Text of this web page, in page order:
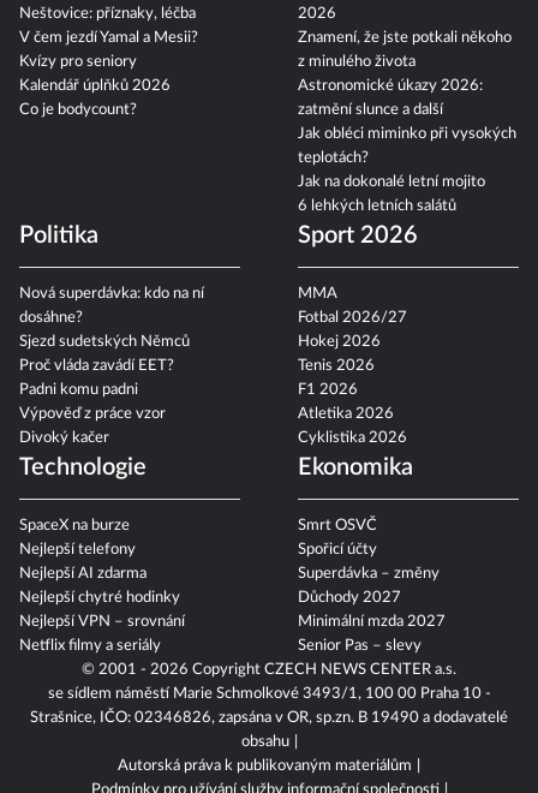
Neštovice: příznaky, léčba
V čem jezdí Yamal a Mesii?
Kvízy pro seniory
Kalendář úplňků 2026
Co je bodycount?
2026
Znamení, že jste potkali někoho
z minulého života
Astronomické úkazy 2026:
zatmění slunce a další
Jak obléci miminko při vysokých
teplotách?
Jak na dokonalé letní mojito
6 lehkých letních salátů
Politika
Nová superdávka: kdo na ní
dosáhne?
Sjezd sudetských Němců
Proč vláda zavádí EET?
Padni komu padni
Výpověď z práce vzor
Divoký kačer
Sport 2026
MMA
Fotbal 2026/27
Hokej 2026
Tenis 2026
F1 2026
Atletika 2026
Cyklistika 2026
Technologie
SpaceX na burze
Nejlepší telefony
Nejlepší AI zdarma
Nejlepší chytré hodinky
Nejlepší VPN – srovnání
Netflix filmy a seriály
Ekonomika
Smrt OSVČ
Spořicí účty
Superdávka – změny
Důchody 2027
Minimální mzda 2027
Senior Pas – slevy
© 2001 - 2026 Copyright CZECH NEWS CENTER a.s.
se sídlem náměstí Marie Schmolkové 3493/1, 100 00 Praha 10 -
Strašnice, IČO: 02346826, zapsána v OR, sp.zn. B 19490 a dodavatelé
obsahu
Autorská práva k publikovaným materiálům